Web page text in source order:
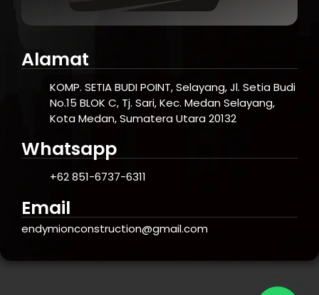
Alamat
KOMP. SETIA BUDI POINT, Selayang, Jl. Setia Budi
No.15 BLOK C, Tj. Sari, Kec. Medan Selayang,
Kota Medan, Sumatera Utara 20132
Whatsapp
+62 851-6737-6311
Email
endymionconstruction@gmail.com